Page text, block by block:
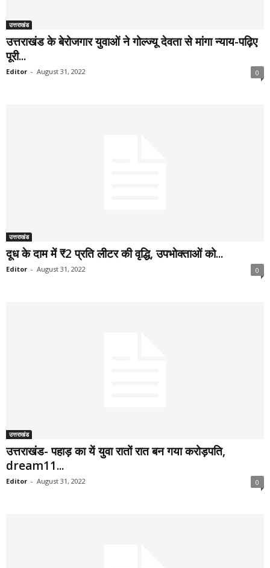
उत्तराखंड
उत्तराखंड के बेरोजगार युवाओं ने गोल्ज्यू देवता से मांगा न्याय-पढ़िए
पूरी...
Editor - August 31, 2022 0
उत्तराखंड
दूध के दाम में ₹2 प्रति लीटर की वृद्धि, उपभोक्ताओं को...
Editor - August 31, 2022 0
उत्तराखंड
उत्तराखंड- पहाड़ का यें युवा रातों रात बन गया करोड़पति,
dream11...
Editor - August 31, 2022 0